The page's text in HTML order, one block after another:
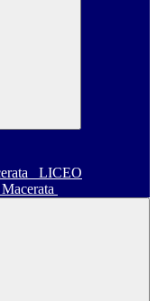
LICEO
Macerata